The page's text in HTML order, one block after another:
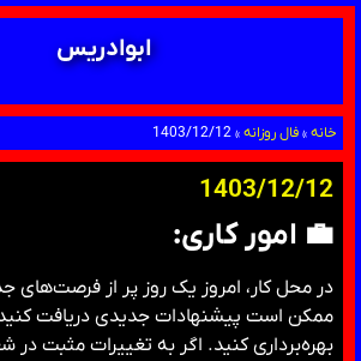
ابوادریس
خانه»فال روزانه»
1403/12/12
1403/12/12
💼 امور کاری:
در محل کار، امروز یک روز پر از فرصت‌های
ممکن است پیشنهادات جدیدی دریافت کنید
بهره‌برداری کنید. اگر به تغییرات مثبت در